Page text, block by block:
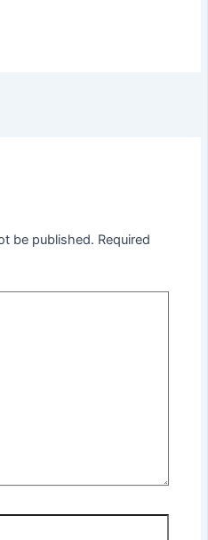
be published. Required